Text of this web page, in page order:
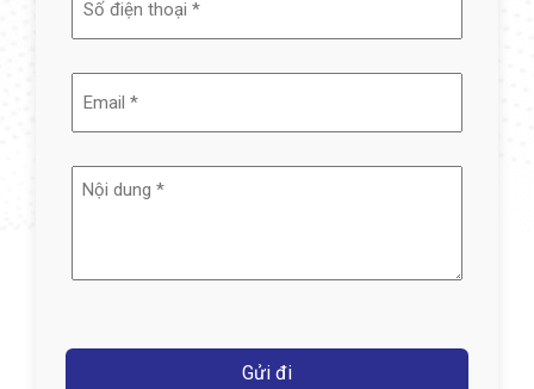
(Required)
Nội